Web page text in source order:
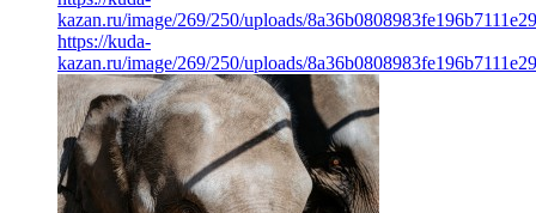
kazan.ru/image/269/250/uploads/
https://kuda-
kazan.ru/image/269/250/uploads/